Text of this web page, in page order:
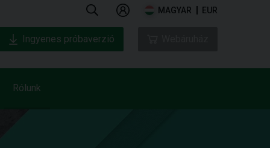
MAGYAR EUR
Rólunk
Ingyenes próbaverzió